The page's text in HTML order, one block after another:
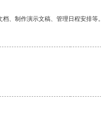
、制作演示文稿、管理日程安排等。